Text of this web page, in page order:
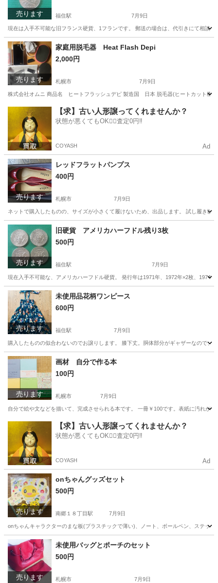
売ります 福住駅 7月9日
現在は入手不可能な旧フランス硬貨、1フランです。 郵送の場合は、代引きにて相談に
北海道 札幌市 福住駅 その他
売ります
家庭用脱毛器 Heat Flash Depi
2,000円
札幌市 7月9日
株式会社オムニ 商品名 ヒートフラッシュデピ 製造国 日本 脱毛器(ヒートカット機
美容家電 クリーム
【求】古い人形譲ってくれませんか？
状態が悪くてもOK🙆‍♀️査定0円‼️
COYASH Ad
売ります
レッドフラットパンプス
400円
札幌市 7月9日
ネットで購入したものの、サイズが小さくて履けないため、出品します。 試し履き
北海道 札幌市 靴 ヒール
売ります
旧硬貨 アメリカハーフドル残り3枚
500円
福住駅 7月9日
現在入手不可能な、アメリカハーフドル硬貨。 発行年は1971年、1972年×2枚、1974
北海道 札幌市 福住駅 その他
売ります
未使用品花柄ワンピース
600円
福住駅 7月9日
購入したものの似合わないのでお譲りします。 膝下丈。胴体部分がギャザーなので
北海道 札幌市 福住駅 ワンピース
福住駅 ワンピース
売ります
画材 自分で作る本
100円
札幌市 7月9日
自分で絵や文などを描いて、完成させられる本です。 一冊￥100です。表紙に汚れが
その他 北海道 札幌市 その他 画材
【求】古い人形譲ってくれませんか？
状態が悪くてもOK🙆‍♀️査定0円‼️
COYASH Ad
売ります
onちゃんグッズセット
500円
南郷１８丁目駅 7月9日
onちゃんキャラクターのまな板(プラスチックで薄い)、ノート、ボールペン、ステッ
北海道 札幌市 南郷１８丁目駅 ノベルティグッズ
売ります
未使用バッグとポーチのセット
500円
札幌市 7月9日